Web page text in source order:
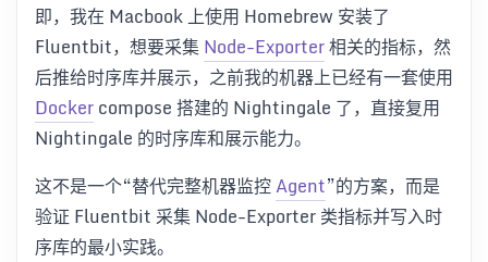
即，我在 Macbook 上使用 Homebrew 安装了
Fluentbit，想要采集Node-Exporter相关的指标，然
后推给时序库并展示，之前我的机器上已经有一套使用
Dockercompose 搭建的 Nightingale 了，直接复用
Nightingale 的时序库和展示能力。
这不是一个“替代完整机器监控Agent”的方案，而是
验证 Fluentbit 采集 Node-Exporter 类指标并写入时
序库的最小实践。